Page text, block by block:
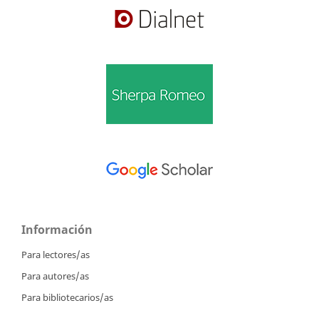
Información
Para lectores/as
Para autores/as
Para bibliotecarios/as